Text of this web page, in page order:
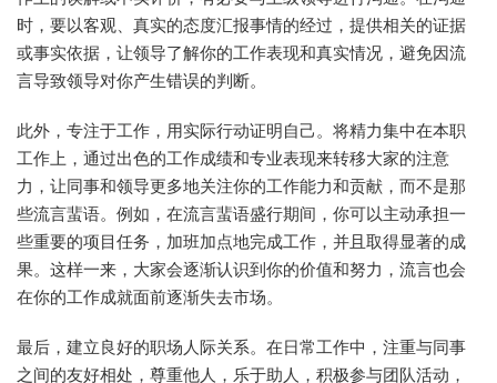
时，要以客观、真实的态度汇报事情的经过，提供相关的证据
或事实依据，让领导了解你的工作表现和真实情况，避免因流
言导致领导对你产生错误的判断。
此外，专注于工作，用实际行动证明自己。将精力集中在本职
工作上，通过出色的工作成绩和专业表现来转移大家的注意
力，让同事和领导更多地关注你的工作能力和贡献，而不是那
些流言蜚语。例如，在流言蜚语盛行期间，你可以主动承担一
些重要的项目任务，加班加点地完成工作，并且取得显著的成
果。这样一来，大家会逐渐认识到你的价值和努力，流言也会
在你的工作成就面前逐渐失去市场。
最后，建立良好的职场人际关系。在日常工作中，注重与同事
之间的友好相处，尊重他人，乐于助人，积极参与团队活动，